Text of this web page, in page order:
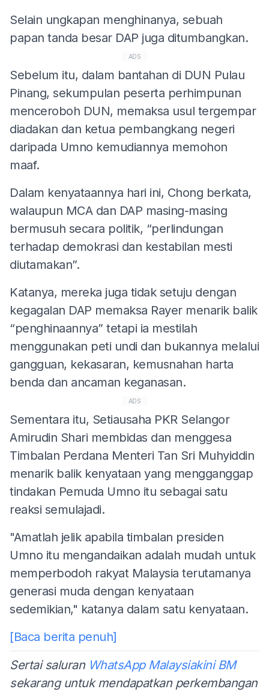
Selain ungkapan menghinanya, sebuah
papan tanda besar DAP juga ditumbangkan.
ADS
Sebelum itu, dalam bantahan di DUN Pulau
Pinang, sekumpulan peserta perhimpunan
menceroboh DUN, memaksa usul tergempar
diadakan dan ketua pembangkang negeri
daripada Umno kemudiannya memohon
maaf.
Dalam kenyataannya hari ini, Chong berkata,
walaupun MCA dan DAP masing-masing
bermusuh secara politik, “perlindungan
terhadap demokrasi dan kestabilan mesti
diutamakan”.
Katanya, mereka juga tidak setuju dengan
kegagalan DAP memaksa Rayer menarik balik
“penghinaannya” tetapi ia mestilah
menggunakan peti undi dan bukannya melalui
gangguan, kekasaran, kemusnahan harta
benda dan ancaman keganasan.
ADS
Sementara itu, Setiausaha PKR Selangor
Amirudin Shari membidas dan menggesa
Timbalan Perdana Menteri Tan Sri Muhyiddin
menarik balik kenyataan yang mengganggap
tindakan Pemuda Umno itu sebagai satu
reaksi semulajadi.
"Amatlah jelik apabila timbalan presiden
Umno itu mengandaikan adalah mudah untuk
memperbodoh rakyat Malaysia terutamanya
generasi muda dengan kenyataan
sedemikian," katanya dalam satu kenyataan.
[Baca berita penuh]
Sertai saluran WhatsApp Malaysiakini BM
sekarang untuk mendapatkan perkembangan